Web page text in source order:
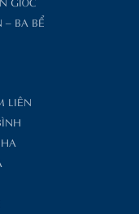
– BA BỂ
LIÊN